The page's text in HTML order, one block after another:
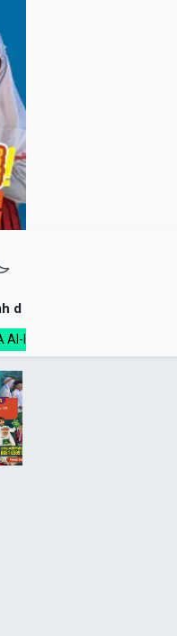
dan NA
Al-Ishlah Gelar...